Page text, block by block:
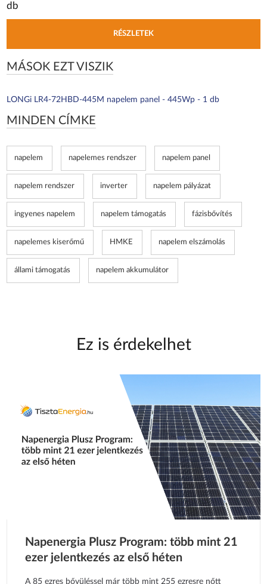
db
RÉSZLETEK
MÁSOK EZT VISZIK
LONGi LR4-72HBD-445M napelem panel - 445Wp - 1 db
MINDEN CÍMKE
napelem napelemes rendszer napelem panel
napelem rendszer inverter napelem pályázat
ingyenes napelem napelem támogatás fázisbővítés
napelemes kiserőmű HMKE napelem elszámolás
állami támogatás napelem akkumulátor
Ez is érdekelhet
Napenergia Plusz Program: több mint 21
ezer jelentkezés az első héten
A 85 ezres bővüléssel már több mint 255 ezresre nőtt